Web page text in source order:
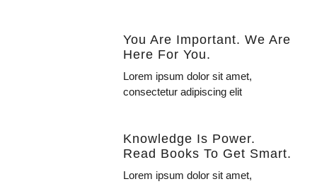
You Are Important. We Are
Here For You.
Lorem ipsum dolor sit amet,
consectetur adipiscing elit
Knowledge Is Power.
Read Books To Get Smart.
Lorem ipsum dolor sit amet,